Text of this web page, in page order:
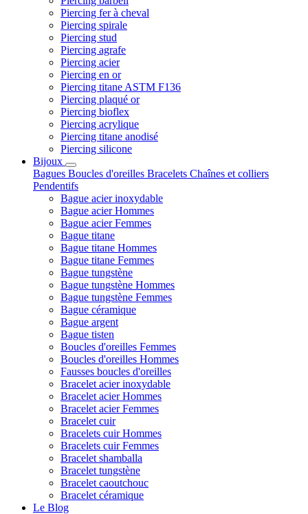
Piercing fer à cheval
Piercing spirale
Piercing stud
Piercing agrafe
Piercing acier
Piercing en or
Piercing titane ASTM F136
Piercing plaqué or
Piercing bioflex
Piercing acrylique
Piercing titane anodisé
Piercing silicone
Bijoux
Bagues Boucles d'oreilles Bracelets Chaînes et colliers
Pendentifs
Bague acier inoxydable
Bague acier Hommes
Bague acier Femmes
Bague titane
Bague titane Hommes
Bague titane Femmes
Bague tungstène
Bague tungstène Hommes
Bague tungstène Femmes
Bague céramique
Bague argent
Bague tisten
Boucles d'oreilles Femmes
Boucles d'oreilles Hommes
Fausses boucles d'oreilles
Bracelet acier inoxydable
Bracelet acier Hommes
Bracelet acier Femmes
Bracelet cuir
Bracelets cuir Hommes
Bracelets cuir Femmes
Bracelet shamballa
Bracelet tungstène
Bracelet caoutchouc
Bracelet céramique
Le Blog